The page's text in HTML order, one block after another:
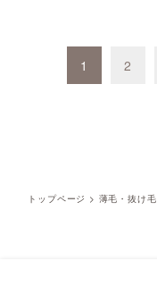
1 2
トップページ > 薄毛・抜け毛